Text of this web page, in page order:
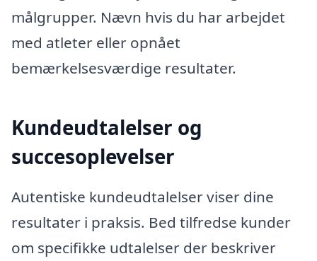
målgrupper. Nævn hvis du har arbejdet
med atleter eller opnået
bemærkelsesværdige resultater.
Kundeudtalelser og
succesoplevelser
Autentiske kundeudtalelser viser dine
resultater i praksis. Bed tilfredse kunder
om specifikke udtalelser der beskriver